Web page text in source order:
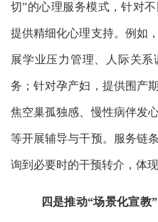
切”的心理服务模式，针对
提供精细化心理支持。例如
展学业压力管理、人际关
务；针对孕产妇，提供围产
焦空巢孤独感、慢性病伴发
等开展辅导与干预。服务链
询到必要时的干预转介，体
四是推动“场景化宣教